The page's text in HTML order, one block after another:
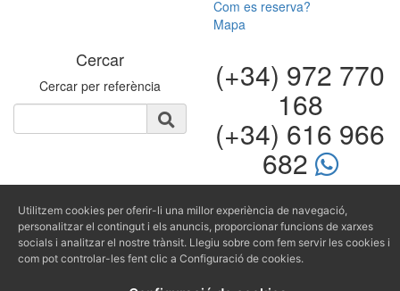
Com es reserva?
Mapa
Cercar
Cercar per referència (+34) 972 770
168
(+34) 616 966
682
Producido por
Utilitzem cookies per oferir-li una millor experiència de navegació,
personalitzar el contingut i els anuncis, proporcionar funcions de xarxes
socials i analitzar el nostre trànsit. Llegiu sobre com fem servir les cookies i
com pot controlar-les fent clic a Configuració de cookies.